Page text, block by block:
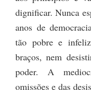
dignificar. Nunca
anos de
tão pobre e
braços, nem
poder. A
omissões e das